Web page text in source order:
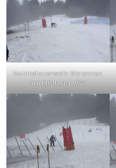
Bezirksfeuerwehr Skirennen
am Kristberg 11/23